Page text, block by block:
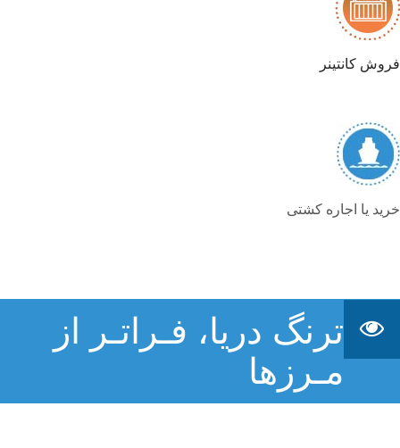
فروش کانتینر
خرید یا اجاره کشتی
ترنگ دریا، فـراتـر از
مـرزها